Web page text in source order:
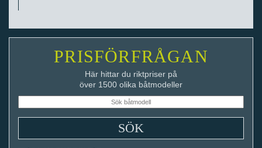
PRISFÖRFRÅGAN
Här hittar du riktpriser på
över 1500 olika båtmodeller